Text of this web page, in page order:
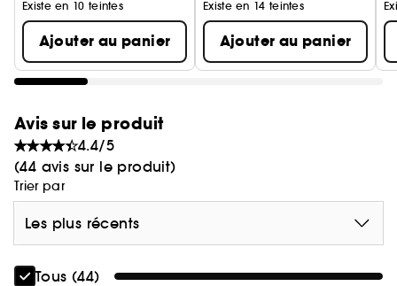
Existe en 10 teintes
Ajouter au panier
Existe en 14 teintes
Ajouter au panier
Avis sur le produit
4.4/5
(44 avis sur le produit)
Trier par
Les plus récents
Tous (44)